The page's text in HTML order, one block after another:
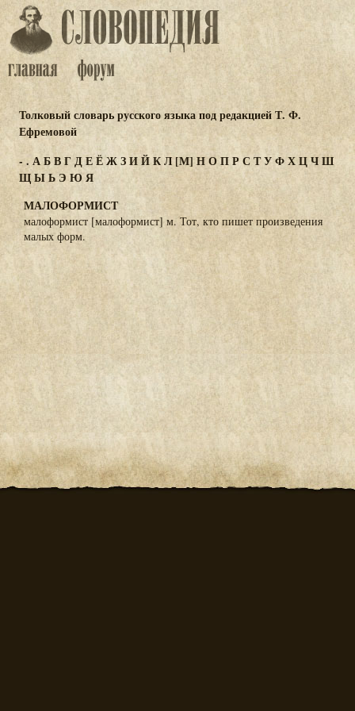
Толковый словарь русского языка под редакцией Т. Ф.
Ефремовой
- . АБВГДЕЁЖЗИЙКЛ[М] НОПРС ТУФХЦЧШ
ЩЫЬЭ ЮЯ
МАЛОФОРМИСТ
малоформист [малоформист] м. Тот, кто пишет произведения
малых форм.